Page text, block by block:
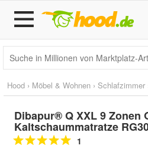
Hood › Möbel & Wohnen › Schlafzimmer
Dibapur® Q XXL 9 Zonen
Kaltschaummatratze
1